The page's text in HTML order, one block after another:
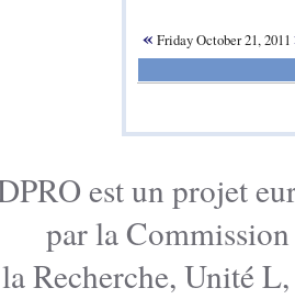
« Friday October 21, 2011
est un projet
par la
Recherche, Unité